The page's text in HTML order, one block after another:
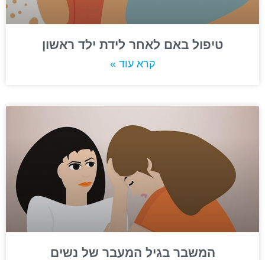
טיפול באם לאחר לידת ילד ראשון
קרא עוד »
המשבר בגיל המעבר של נשים